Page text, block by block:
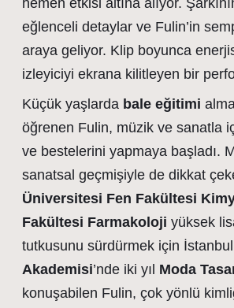
hemen etkisi altına alıyor.
eğlenceli detaylar ve Fulin’in
araya geliyor. Klip boyunca
izleyiciyi ekrana kilitleyen bir
Küçük yaşlarda bale eğitimi
öğrenen Fulin, müzik ve sanatla
ve bestelerini yapmaya başladı.
sanatsal geçmişiyle de dikkat
Üniversitesi Fen Fakültesi
Fakültesi Farmakoloji yüksek
tutkusunu sürdürmek için
Akademisi’nde iki yıl Moda
konuşabilen Fulin, çok yönlü